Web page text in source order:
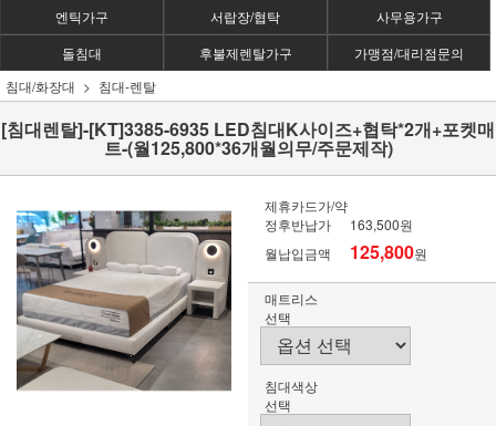
엔틱가구
서랍장/협탁
사무용가구
돌침대
후불제렌탈가구
가맹점/대리점문의
침대/화장대
침대-렌탈
[침대렌탈]-[KT]3385-6935 LED침대K사이즈+협탁*2개+포켓매
트-(월125,800*36개월의무/주문제작)
제휴카드가/약
정후반납가
163,500원
월납입금액
125,800원
매트리스
선택
침대색상
선택